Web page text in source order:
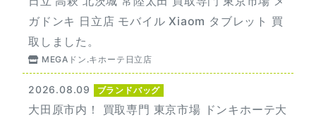
ガドンキ 日立店 モバイル Xiaom タブレット 買
取しました。
MEGAドン.キホーテ日立店
2026.08.09 ブランドバッグ
大田原市内！ 買取専門 東京市場 ドンキホーテ大